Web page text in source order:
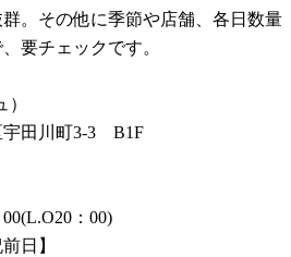
。その他に季節や店舗、各日数量
要チェックです。
田川町3-3 B1F
：00)
】